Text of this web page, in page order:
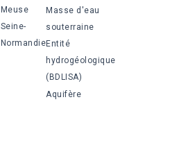
Meuse
Seine-
Normandie
Masse d'eau
souterraine
Entité
hydrogéologique
(BDLISA)
Aquifère